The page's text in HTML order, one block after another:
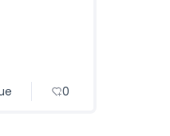
0